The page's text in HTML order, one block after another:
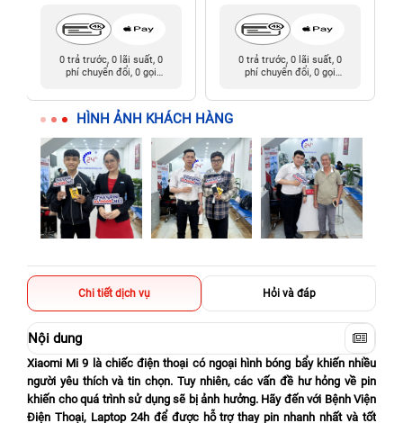
0 trả trước, 0 lãi suất, 0
phí chuyển đổi, 0 gọi
0 trả trước, 0 lãi suất, 0
phí chuyển đổi, 0 gọi
HÌNH ẢNH KHÁCH HÀNG
Chi tiết dịch vụ Hỏi và đáp
Nội dung
Xiaomi Mi 9 là chiếc điện thoại có ngoại hình bóng bẩy khiến nhiều
người yêu thích và tin chọn. Tuy nhiên, các vấn đề hư hỏng về pin
khiến cho quá trình sử dụng sẽ bị ảnh hưởng. Hãy đến với Bệnh Viện
Điện Thoại, Laptop 24h để được hỗ trợ thay pin nhanh nhất và tốt